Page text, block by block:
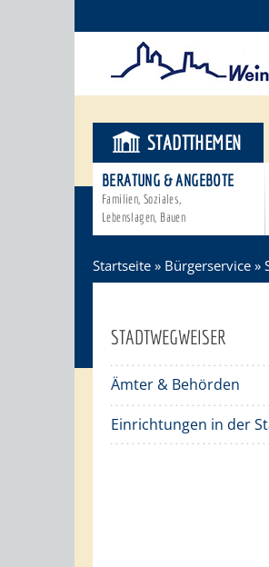
STADTTHEMEN
BERATUNG & ANGEBOTE
Familien, Soziales,
Lebenslagen, Bauen
Startseite » Bürgerservice »
STADTWEGWEISER
Ämter & Behörden
Einrichtungen in der